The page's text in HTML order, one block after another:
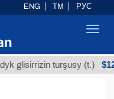
turşusy (t.) $12935,18
ENG TM РУС